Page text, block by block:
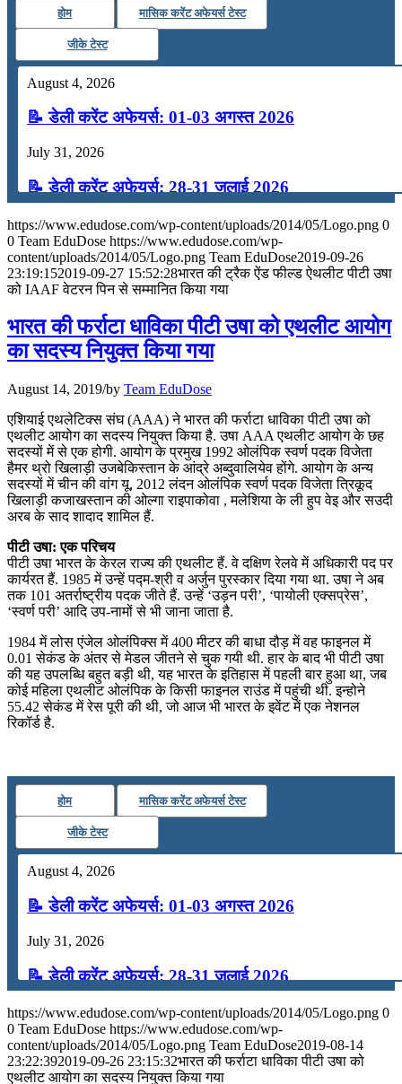
टुडेज जीके
होम मासिक करेंट अफेयर्स टेस्ट
जीके टेस्ट
August 4, 2026
📝 डेली करेंट अफेयर्स: 01-03 अगस्त 2026
July 31, 2026
📝 डेली करेंट अफेयर्स: 28-31 जुलाई 2026
July 28, 2026
📝 डेली करेंट अफेयर्स: 25-27 जुलाई 2026
July 25, 2026
📝 डेली करेंट अफेयर्स: 22-24 जुलाई 2026
July 22, 2026
📝 डेली करेंट अफेयर्स: 19-21 जुलाई 2026
July 19, 2026
📝 डेली करेंट अफेयर्स: 16-18 जुलाई 2026
July 16, 2026
📝 डेली करेंट अफेयर्स: 13-15 जुलाई 2026
https://www.edudose.com/wp-content/uploads/2014/05/Logo.png 0
0 Team EduDose https://www.edudose.com/wp-
content/uploads/2014/05/Logo.png Team EduDose2019-09-26
23:19:152019-09-27 15:52:28भारत की ट्रैक ऐंड फील्ड ऐथलीट पीटी उषा
को IAAF वेटरन पिन से सम्मानित किया गया
भारत की फर्राटा धाविका पीटी उषा को एथलीट आयोग
का सदस्य नियुक्त किया गया
August 14, 2019/by Team EduDose
एशियाई एथलेटिक्स संघ (AAA) ने भारत की फर्राटा धाविका पीटी उषा को
एथलीट आयोग का सदस्य नियुक्त किया है. उषा AAA एथलीट आयोग के छह
सदस्यों में से एक होगी. आयोग के प्रमुख 1992 ओलंपिक स्वर्ण पदक विजेता
हैमर थ्रो खिलाड़ी उजबेकिस्तान के आंद्रे अब्दुवालियेव होंगे. आयोग के अन्य
सदस्यों में चीन की वांग यू, 2012 लंदन ओलंपिक स्वर्ण पदक विजेता त्रिकूद
खिलाड़ी कजाखस्तान की ओल्गा राइपाकोवा , मलेशिया के ली हुप वेइ और सउदी
अरब के साद शादाद शामिल हैं.
पीटी उषा: एक परिचय
पीटी उषा भारत के केरल राज्य की एथलीट हैं. वे दक्षिण रेलवे में अधिकारी पद पर
कार्यरत हैं. 1985 में उन्हें पद्म-श्री व अर्जुन पुरस्कार दिया गया था. उषा ने अब
तक 101 अतर्राष्ट्रीय पदक जीते हैं. उन्हें ‘उड़न परी’, ‘पायोली एक्सप्रेस’,
‘स्वर्ण परी’ आदि उप-नामों से भी जाना जाता है.
1984 में लोस एंजेल ओलंपिक्स में 400 मीटर की बाधा दौड़ में वह फाइनल में
0.01 सेकंड के अंतर से मेडल जीतने से चुक गयी थी. हार के बाद भी पीटी उषा
की यह उपलब्धि बहुत बड़ी थी, यह भारत के इतिहास में पहली बार हुआ था, जब
कोई महिला एथलीट ओलंपिक के किसी फाइनल राउंड में पहुंची थी. इन्होने
55.42 सेकंड में रेस पूरी की थी, जो आज भी भारत के इवेंट में एक नेशनल
रिकॉर्ड है.
होम मासिक करेंट अफेयर्स टेस्ट
जीके टेस्ट
August 4, 2026
📝 डेली करेंट अफेयर्स: 01-03 अगस्त 2026
July 31, 2026
📝 डेली करेंट अफेयर्स: 28-31 जुलाई 2026
July 28, 2026
📝 डेली करेंट अफेयर्स: 25-27 जुलाई 2026
July 25, 2026
https://www.edudose.com/wp-content/uploads/2014/05/Logo.png 0
0 Team EduDose https://www.edudose.com/wp-
content/uploads/2014/05/Logo.png Team EduDose2019-08-14
23:22:392019-09-26 23:15:32भारत की फर्राटा धाविका पीटी उषा को
एथलीट आयोग का सदस्य नियुक्त किया गया